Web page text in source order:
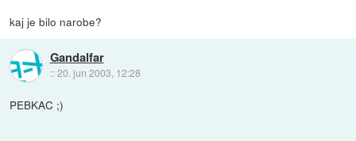
kaj je bilo narobe?
Gandalfar
::20. jun 2003, 12:28
PEBKAC ;)